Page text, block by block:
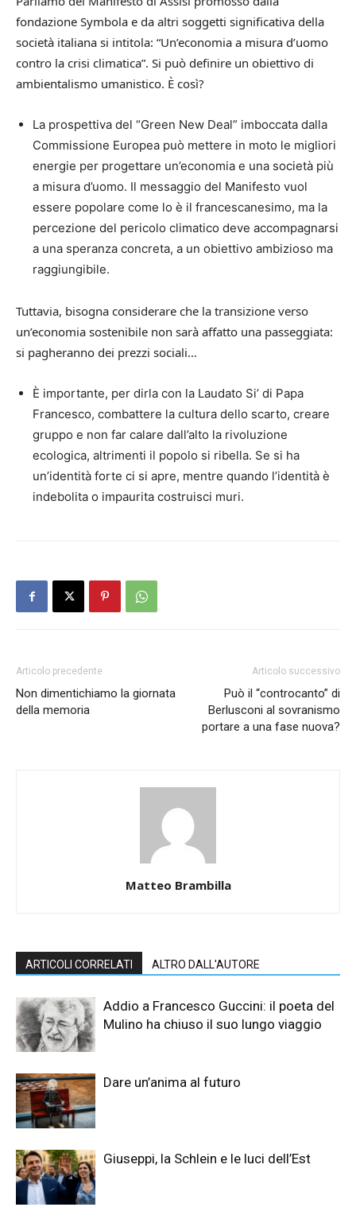
fondazione Symbola e da altri soggetti significativa della
società italiana si intitola: “Un’economia a misura d’uomo
contro la crisi climatica”. Si può definire un obiettivo di
ambientalismo umanistico. È così?
La prospettiva del “Green New Deal” imboccata dalla
Commissione Europea può mettere in moto le migliori
energie per progettare un’economia e una società più
a misura d’uomo. Il messaggio del Manifesto vuol
essere popolare come lo è il francescanesimo, ma la
percezione del pericolo climatico deve accompagnarsi
a una speranza concreta, a un obiettivo ambizioso ma
raggiungibile.
Tuttavia, bisogna considerare che la transizione verso
un’economia sostenibile non sarà affatto una passeggiata:
si pagheranno dei prezzi sociali…
È importante, per dirla con la Laudato Si’ di Papa
Francesco, combattere la cultura dello scarto, creare
gruppo e non far calare dall’alto la rivoluzione
ecologica, altrimenti il popolo si ribella. Se si ha
un’identità forte ci si apre, mentre quando l’identità è
indebolita o impaurita costruisci muri.
Articolo precedente
Non dimentichiamo la giornata
della memoria
Articolo successivo
Può il “controcanto” di
Berlusconi al sovranismo
portare a una fase nuova?
Matteo Brambilla
ARTICOLI CORRELATI ALTRO DALL'AUTORE
Addio a Francesco Guccini: il poeta del
Mulino ha chiuso il suo lungo viaggio
Dare un’anima al futuro
Giuseppi, la Schlein e le luci dell’Est